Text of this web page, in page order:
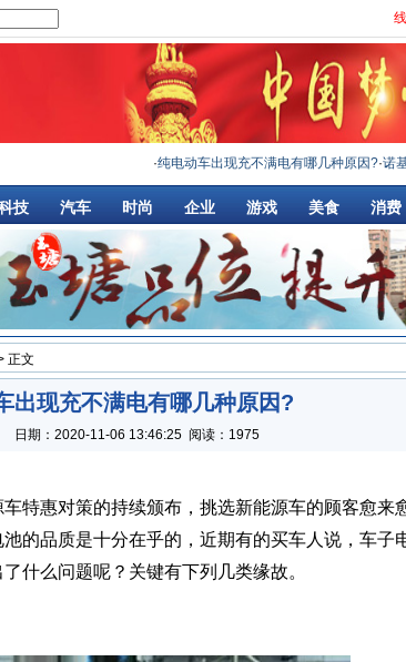
纯电动车出现充不满电有哪几种原因?·诺基亚重
技 汽车 时尚 企业 游戏 美食 消费
正文
出现充不满电有哪几种原因?
日期： 2020-11-06 13:46:25 阅读：1975
特惠对策的持续颁布，挑选新能源车的顾客愈来
的品质是十分在乎的，近期有的买车人说，车子
什么问题呢？关键有下列几类缘故。